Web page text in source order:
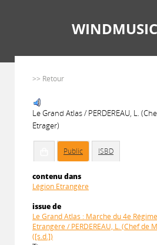
>> Retour
Le Grand Atlas / PERDEREAU, L.
Etrager)
Public ISBD
contenu dans
Légion Etrangère
issue de
Le Grand Atlas : Marche du 4e
Etrangère / PERDEREAU, L. (Chef de
([s.d.])